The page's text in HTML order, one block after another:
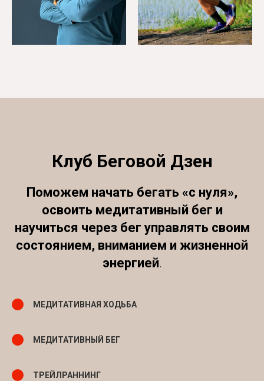
Клуб Беговой Дзен
Поможем начать бегать «с нуля»,
освоить медитативный бег и
научиться через бег управлять своим
состоянием, вниманием и жизненной
энергией.
МЕДИТАТИВНАЯ ХОДЬБА
МЕДИТАТИВНЫЙ БЕГ
ТРЕЙЛРАННИНГ